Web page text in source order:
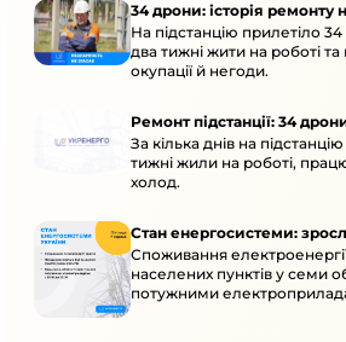
34 дрони: історія ремонту
На підстанцію прилетіло
два тижні жити на роботі
окупації й негоди.
Ремонт підстанції: 34
За кілька днів на
тижні жили на роботі,
холод.
Стан енергосистеми:
Споживання
населених пунктів у семи
потужними